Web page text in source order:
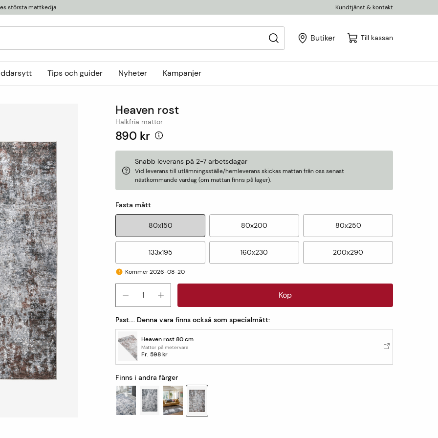
största mattkedja Kundtjänst & kontakt
Butiker Till kassan
Trasmattor
Ullmattor
Utemattor
Viskosmattor
Tillbehör
InHouse Group
Online only
Tips och guider Nyheter Kampanjer
Heaven rost
Halkfria mattor
890 kr
Snabb leverans på 2-7 arbetsdagar
Vid leverans till utlämningsställe/hemleverans skickas mattan från oss senast
nästkommande vardag (om mattan finns på lager).
Fasta mått
80x150 80x200 80x250
133x195 160x230 200x290
Kommer 2026-08-20
Köp
Psst.... Denna vara finns också som specialmått:
Heaven rost 80 cm
Mattor på metervara
Fr. 598 kr
Finns i andra färger